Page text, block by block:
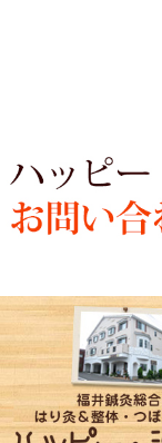
ハッピー・治療室
所在地
駐車場